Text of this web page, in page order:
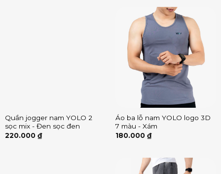
Quần jogger nam YOLO 2
sọc mix - Đen sọc đen
220.000 ₫
Áo ba lỗ nam YOLO logo 3D
7 màu - Xám
180.000 ₫